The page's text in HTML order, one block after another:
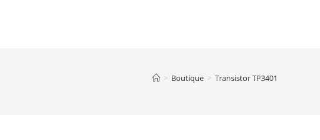
> Boutique > Transistor TP3401